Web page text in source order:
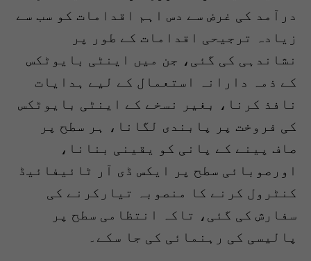
درآمد کی غرض سے دس اہم اقدامات کو سب سے
زیادہ ترجیحی اقدامات کے طور پر
نشاندہی کی گئی، جن میں اینٹی بایوٹکس
کے ذمہ دارانہ استعمال کے لیے ہدایات
نافذ کرنا، بغیر نسخے کے اینٹی بایوٹکس
کی فروخت پر پابندی لگانا، ہر سطح پر
صاف پینے کے پانی کو یقینی بنانا،
اورصوبائی سطح پر ایکس ڈی آر ٹائیفائیڈ
کنٹرول کرنے کا منصوبہ تیارکرنے کی
سفارش کی گئی، تاکہ انتظامی سطح پر
پالیسی کی رہنمائی کی جا سکے۔